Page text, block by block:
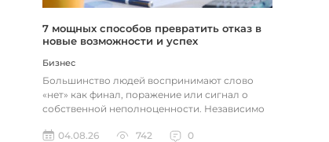
7 мощных способов превратить отказ в
новые возможности и успех
Бизнес
Большинство людей воспринимают слово
«нет» как финал, поражение или сигнал о
собственной неполноценности. Независимо
04.08.26
742 0